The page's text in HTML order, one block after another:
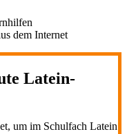
dem Internet
Latein-
um im Schulfach Latein